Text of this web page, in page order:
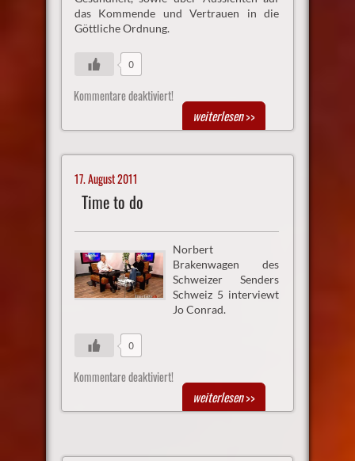
das Kommende und Vertrauen in die
Göttliche Ordnung.
0
Kommentare deaktiviert!
weiterlesen>>
17. August 2011
Time to do
Norbert
Brakenwagen des
Schweizer Senders
Schweiz 5 interviewt
Jo Conrad.
0
Kommentare deaktiviert!
weiterlesen>>